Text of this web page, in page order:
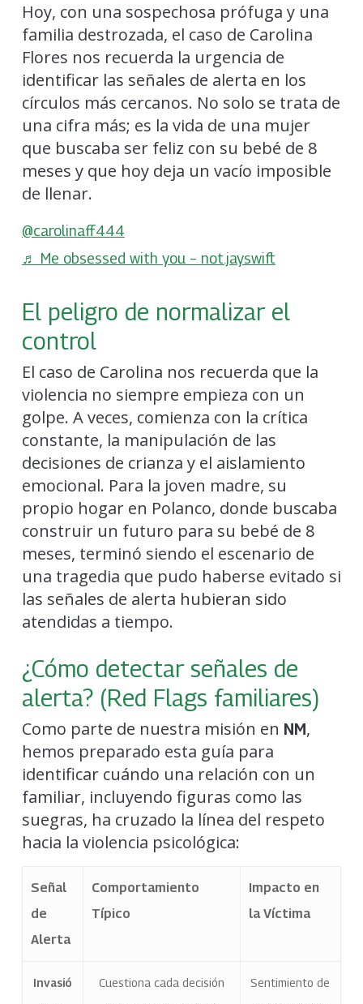
Hoy, con una sospechosa prófuga y una
familia destrozada, el caso de Carolina
Flores nos recuerda la urgencia de
identificar las señales de alerta en los
círculos más cercanos. No solo se trata de
una cifra más; es la vida de una mujer
que buscaba ser feliz con su bebé de 8
meses y que hoy deja un vacío imposible
de llenar.
@carolinaff444
♬ Me obsessed with you – not.jayswift
El peligro de normalizar el
control
El caso de Carolina nos recuerda que la
violencia no siempre empieza con un
golpe. A veces, comienza con la crítica
constante, la manipulación de las
decisiones de crianza y el aislamiento
emocional. Para la joven madre, su
propio hogar en Polanco, donde buscaba
construir un futuro para su bebé de 8
meses, terminó siendo el escenario de
una tragedia que pudo haberse evitado si
las señales de alerta hubieran sido
atendidas a tiempo.
¿Cómo detectar señales de
alerta? (Red Flags familiares)
Como parte de nuestra misión en NM,
hemos preparado esta guía para
identificar cuándo una relación con un
familiar, incluyendo figuras como las
suegras, ha cruzado la línea del respeto
hacia la violencia psicológica:
Señal
de
Alerta
Comportamiento
Típico
Impacto en
la Víctima
Invasió
Cuestiona cada decisión
Sentimiento de